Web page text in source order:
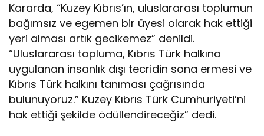
Kararda, “Kuzey Kıbrıs’ın, uluslararası toplumun
bağımsız ve egemen bir üyesi olarak hak ettiği
yeri alması artık gecikemez” denildi.
“Uluslararası topluma, Kıbrıs Türk halkına
uygulanan insanlık dışı tecridin sona ermesi ve
Kıbrıs Türk halkını tanıması çağrısında
bulunuyoruz.” Kuzey Kıbrıs Türk Cumhuriyeti’ni
hak ettiği şekilde ödüllendireceğiz” dedi.